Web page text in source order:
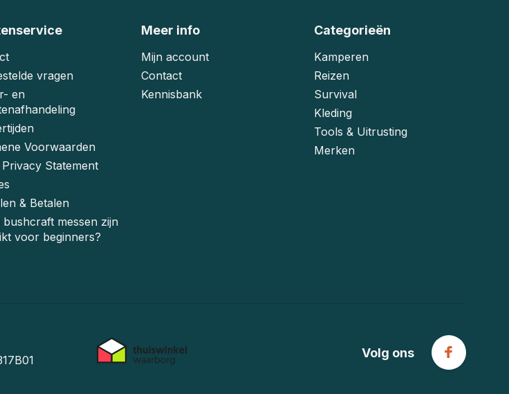
vragen
en
Voorwaarden
Privacy Statement
& Betalen
bushcraft messen zijn
voor beginners?
Meer info
Mijn account
Contact
Kennisbank
Categorieën
Kamperen
Reizen
Survival
Kleding
Tools & Uitrusting
Merken
Volg ons